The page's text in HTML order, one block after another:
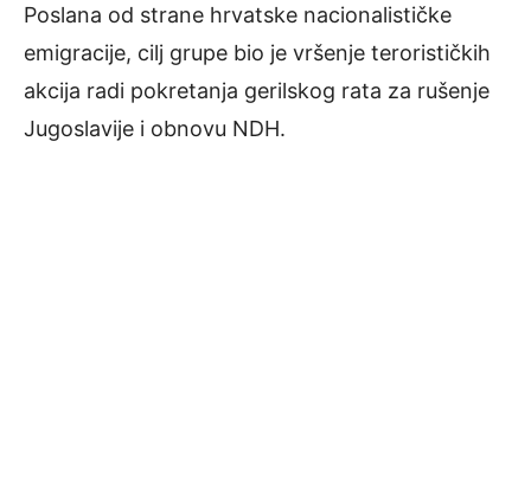
Poslana od strane hrvatske nacionalističke
emigracije, cilj grupe bio je vršenje terorističkih
akcija radi pokretanja gerilskog rata za rušenje
Jugoslavije i obnovu NDH.